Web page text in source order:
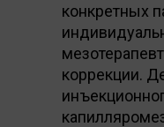
конкретных
коррекции.